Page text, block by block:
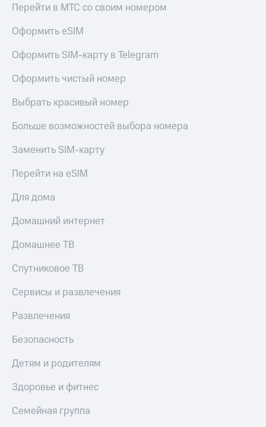
Перейти в МТС со своим номером
Оформить eSIM
Оформить SIM-карту в Telegram
Оформить чистый номер
Выбрать красивый номер
Больше возможностей выбора номера
Заменить SIM-карту
Перейти на eSIM
Для дома
Домашний интернет
Домашнее ТВ
Спутниковое ТВ
Сервисы и развлечения
Развлечения
Безопасность
Детям и родителям
Здоровье и фитнес
Семейная группа